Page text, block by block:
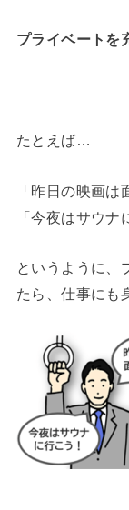
プライベートを
たとえば…
「昨日の映画は
「今夜はサウナ
というように、
たら、仕事にも